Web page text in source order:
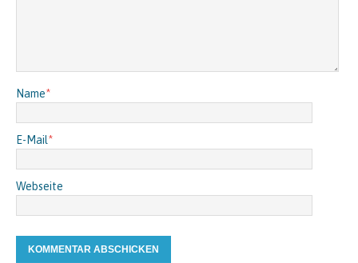
Name*
E-Mail*
Webseite